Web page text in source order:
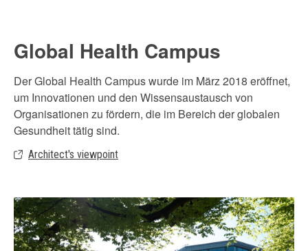
Global Health Campus
Der Global Health Campus wurde im März 2018 eröffnet,
um Innovationen und den Wissensaustausch von
Organisationen zu fördern, die im Bereich der globalen
Gesundheit tätig sind.
Architect's viewpoint